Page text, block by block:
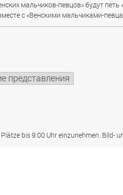
мальчиков-певцов» будут
с «Венскими мальчиками-
представления
bis 9:00 Uhr einzunehmen. Bild-